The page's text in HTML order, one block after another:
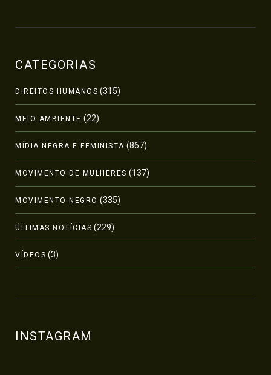
CATEGORIAS
DIREITOS HUMANOS (315)
MEIO AMBIENTE (22)
MÍDIA NEGRA E FEMINISTA (867)
MOVIMENTO DE MULHERES (137)
MOVIMENTO NEGRO (335)
ÚLTIMAS NOTÍCIAS (229)
VÍDEOS (3)
INSTAGRAM